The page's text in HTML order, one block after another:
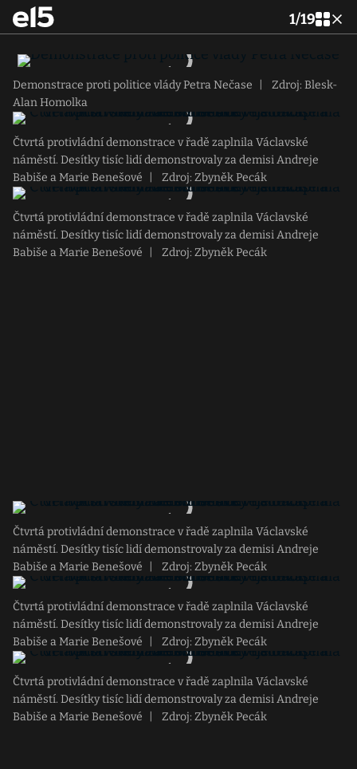
1/19
Demonstrace proti politice vlády Petra Nečase
Zdroj: Blesk-
Alan Homolka
Čtvrtá protivládní demonstrace v řadě zaplnila Václavské
náměstí. Desítky tisíc lidí demonstrovaly za demisi Andreje
Babiše a Marie Benešové
Zdroj: Zbyněk Pecák
Čtvrtá protivládní demonstrace v řadě zaplnila Václavské
náměstí. Desítky tisíc lidí demonstrovaly za demisi Andreje
Babiše a Marie Benešové
Zdroj: Zbyněk Pecák
Čtvrtá protivládní demonstrace v řadě zaplnila Václavské
náměstí. Desítky tisíc lidí demonstrovaly za demisi Andreje
Babiše a Marie Benešové
Zdroj: Zbyněk Pecák
Čtvrtá protivládní demonstrace v řadě zaplnila Václavské
náměstí. Desítky tisíc lidí demonstrovaly za demisi Andreje
Babiše a Marie Benešové
Zdroj: Zbyněk Pecák
Čtvrtá protivládní demonstrace v řadě zaplnila Václavské
náměstí. Desítky tisíc lidí demonstrovaly za demisi Andreje
Babiše a Marie Benešové
Zdroj: Zbyněk Pecák